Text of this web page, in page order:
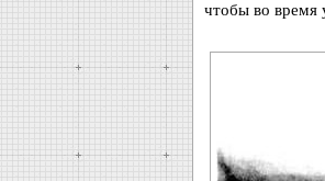
чтобы во время